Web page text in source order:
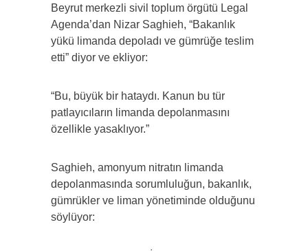
Beyrut merkezli sivil toplum örgütü Legal
Agenda’dan Nizar Saghieh, “Bakanlık
yükü limanda depoladı ve gümrüğe teslim
etti” diyor ve ekliyor:
“Bu, büyük bir hataydı. Kanun bu tür
patlayıcıların limanda depolanmasını
özellikle yasaklıyor.”
Saghieh, amonyum nitratın limanda
depolanmasında sorumluluğun, bakanlık,
gümrükler ve liman yönetiminde olduğunu
söylüyor: